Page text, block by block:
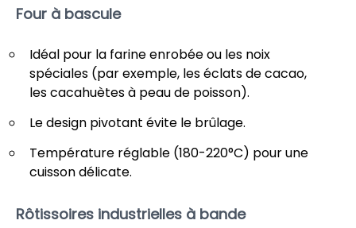
Four à bascule
Idéal pour la farine enrobée ou les noix
spéciales (par exemple, les éclats de cacao,
les cacahuètes à peau de poisson).
Le design pivotant évite le brûlage.
Température réglable (180-220°C) pour une
cuisson délicate.
Rôtissoires industrielles à bande